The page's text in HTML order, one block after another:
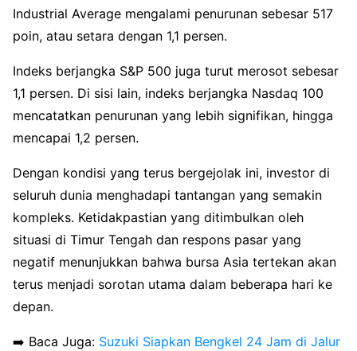
Industrial Average mengalami penurunan sebesar 517
poin, atau setara dengan 1,1 persen.
Indeks berjangka S&P 500 juga turut merosot sebesar
1,1 persen. Di sisi lain, indeks berjangka Nasdaq 100
mencatatkan penurunan yang lebih signifikan, hingga
mencapai 1,2 persen.
Dengan kondisi yang terus bergejolak ini, investor di
seluruh dunia menghadapi tantangan yang semakin
kompleks. Ketidakpastian yang ditimbulkan oleh
situasi di Timur Tengah dan respons pasar yang
negatif menunjukkan bahwa bursa Asia tertekan akan
terus menjadi sorotan utama dalam beberapa hari ke
depan.
➡️ Baca Juga: Suzuki Siapkan Bengkel 24 Jam di Jalur